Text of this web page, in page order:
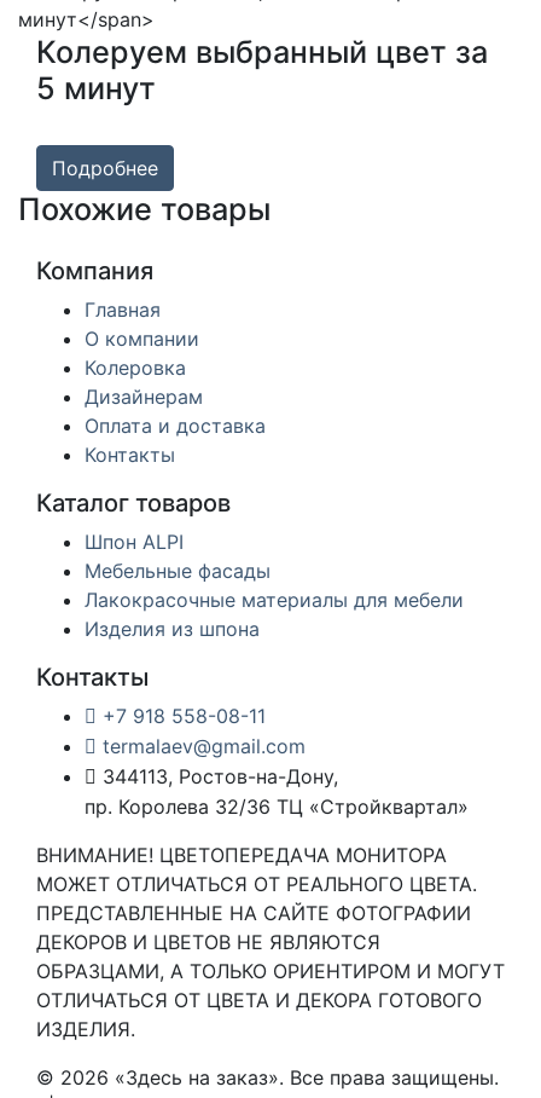
Колеруем выбранный цвет за
5 минут
Подробнее
Похожие товары
Компания
Главная
О компании
Колеровка
Дизайнерам
Оплата и доставка
Контакты
Каталог товаров
Шпон ALPI
Мебельные фасады
Лакокрасочные материалы для мебели
Изделия из шпона
Контакты
+7 918 558-08-11
termalaev@gmail.com
344113, Ростов-на-Дону,
пр. Королева 32/36 ТЦ «Стройквартал»
ВНИМАНИЕ! ЦВЕТОПЕРЕДАЧА МОНИТОРА
МОЖЕТ ОТЛИЧАТЬСЯ ОТ РЕАЛЬНОГО ЦВЕТА.
ПРЕДСТАВЛЕННЫЕ НА САЙТЕ ФОТОГРАФИИ
ДЕКОРОВ И ЦВЕТОВ НЕ ЯВЛЯЮТСЯ
ОБРАЗЦАМИ, А ТОЛЬКО ОРИЕНТИРОМ И МОГУТ
ОТЛИЧАТЬСЯ ОТ ЦВЕТА И ДЕКОРА ГОТОВОГО
ИЗДЕЛИЯ.
© 2026 «Здесь на заказ». Все права защищены.